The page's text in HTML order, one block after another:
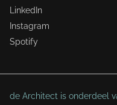
LinkedIn
Instagram
Spotify
de Architect is onderdeel